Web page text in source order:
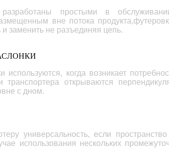
простыми в
вне потока продукта,
и заменить не разъединяя цепь.
используются, когда возникает
транспортера открываются
с дном.
универсальность, если
использования нескольких